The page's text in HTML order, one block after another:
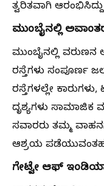
ತ್ವರಿತವಾಗಿ
ಮುಂಬೈನಲ್ಲಿ
ಮುಂಬೈನಲ್ಲಿ ವರುಣನ
ರಸ್ತೆಗಳು ಸಂಪೂರ್ಣ
ರಸ್ತೆಗಳಲ್ಲೇ
ದೃಶ್ಯಗಳು ಸಾಮಾಜಿಕ
ಸವಾರರು ತಮ್ಮ
ಆಶ್ರಯ ಪಡೆಯುವಂತಹ
ಗೇಟ್ವೇ ಆಫ್